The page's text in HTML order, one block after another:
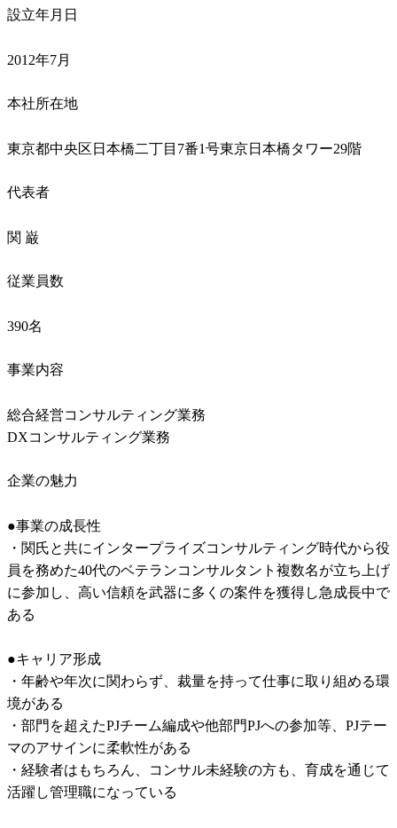
設立年月日
2012年7月
本社所在地
東京都中央区日本橋二丁目7番1号東京日本橋タワー29階
代表者
関 巌
従業員数
390名
事業内容
総合経営コンサルティング業務
DXコンサルティング業務
企業の魅力
●事業の成長性
・関氏と共にインタープライズコンサルティング時代から役
員を務めた40代のベテランコンサルタント複数名が立ち上げ
に参加し、高い信頼を武器に多くの案件を獲得し急成長中で
ある
●キャリア形成
・年齢や年次に関わらず、裁量を持って仕事に取り組める環
境がある
・部門を超えたPJチーム編成や他部門PJへの参加等、PJテー
マのアサインに柔軟性がある
・経験者はもちろん、コンサル未経験の方も、育成を通じて
活躍し管理職になっている